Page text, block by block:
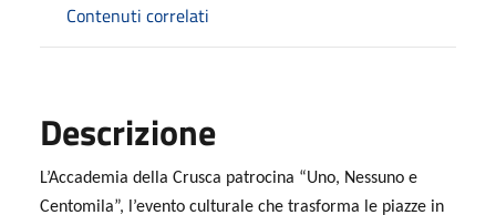
Contenuti correlati
Descrizione
L’Accademia della Crusca patrocina “Uno, Nessuno e
Centomila”, l’evento culturale che trasforma le piazze in